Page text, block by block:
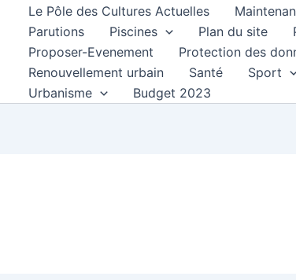
Le Pôle des Cultures Actuelles
Parutions
Piscines Plan du site
Proposer-Evenement
Protection des
Renouvellement urbain
Santé Sport
Urbanisme
Budget 2023